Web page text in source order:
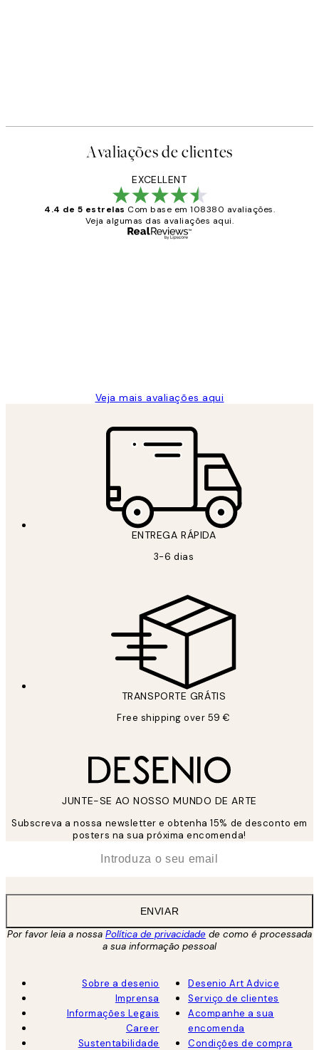
Avaliações de clientes
EXCELLENT
4.4 de 5 estrelas Com base em 108380 avaliações.
Veja algumas das avaliações aqui.
Veja mais avaliações aqui
ENTREGA RÁPIDA
3-6 dias
TRANSPORTE GRÁTIS
Free shipping over 59 €
JUNTE-SE AO NOSSO MUNDO DE ARTE
Subscreva a nossa newsletter e obtenha 15% de desconto em
posters na sua próxima encomenda!
ENVIAR
Por favor leia a nossa Política de privacidade de como é processada
a sua informação pessoal
Sobre a desenio
Imprensa
Informações Legais
Career
Sustentabilidade
Desenio Art Advice
Serviço de clientes
Acompanhe a sua
encomenda
Condições de compra